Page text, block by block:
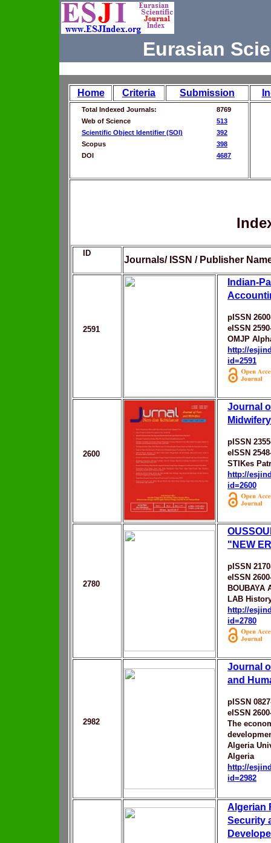
Eurasian
Home Criteria Submission
Total Indexed Journals:
8769
Web of Science
513
Scientific Object Identifier (SOI)
392
Scopus
398
DOI
4687
ID
Journals/ ISSN / Publisher
2591
Indian-
pISSN
eISSN
OMJP
http://
id=2591
2600
Journal
Midwifery
pISSN
eISSN
STIKes
http://
id=2600
2780
"NEW
pISSN
eISSN
BOUBAYA
LAB
http://
id=2780
2982
Journal
and
pISSN
eISSN
The
Algeria
Algeria
http://
id=2982
Algerian
Security